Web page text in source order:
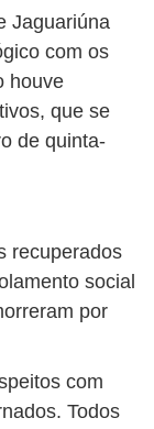
Jaguariúna
com os
houve
que se
de quinta-
recuperados
social
por
com
Todos